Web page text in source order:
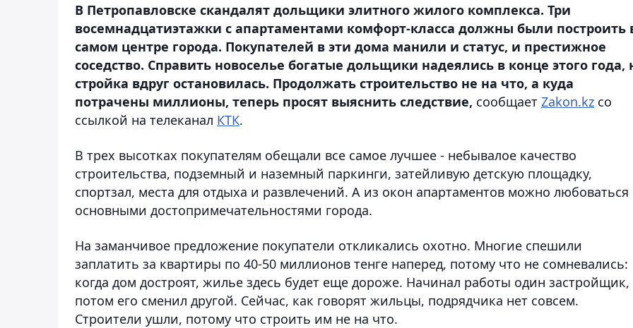
В Петропавловске скандалят дольщики элитного жилого комплекса. Три
восемнадцатиэтажки с апартаментами комфорт-класса должны были построить
самом центре города. Покупателей в эти дома манили и статус, и престижное
соседство. Справить новоселье богатые дольщики надеялись в конце этого года,
стройка вдруг остановилась. Продолжать строительство не на что, а куда
потрачены миллионы, теперь просят выяснить следствие, сообщает Zakon.kz со
ссылкой на телеканал КТК.
В трех высотках покупателям обещали все самое лучшее - небывалое качество
строительства, подземный и наземный паркинги, затейливую детскую площадку,
спортзал, места для отдыха и развлечений. А из окон апартаментов можно любоваться
основными достопримечательностями города.
На заманчивое предложение покупатели откликались охотно. Многие спешили
заплатить за квартиры по 40-50 миллионов тенге наперед, потому что не сомневались:
когда дом достроят, жилье здесь будет еще дороже. Начинал работы один застройщик,
потом его сменил другой. Сейчас, как говорят жильцы, подрядчика нет совсем.
Строители ушли, потому что строить им не на что.